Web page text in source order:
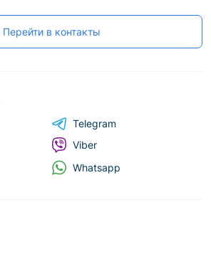
Перейти в контакты
Telegram
Viber
Whatsapp